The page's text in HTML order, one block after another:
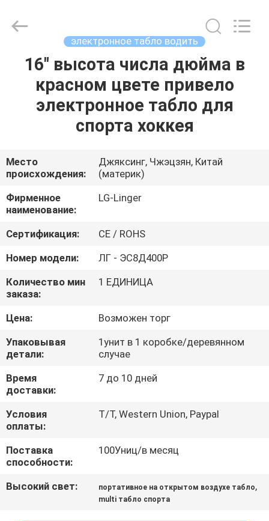
ДОМ
ПРОДУКТЫ
НАС
ПУТЕШЕСТВИЕ
ФАБРИКИ
ПРОВЕРКА
КАЧЕСТВА
СВЯЖИТЕСЬ
МЫ
НОВОСТИ
СПРОСИТЕ
ЦИТАТУ
САЙТА
Technology
Reserved.
электронное табло водить
16" высота числа дюйма в
красном цвете привело
электронное табло для
спорта хоккея
Место
происхождения:
Джяксинг, Чжэцзян, Китай
(материк)
Фирменное
наименование:
LG-Linger
Сертификация:
CE / ROHS
Номер модели:
ЛГ - ЭС8Д400Р
Количество мин
заказа:
1 ЕДИНИЦА
Цена:
Возможен торг
Упаковывая
детали:
1унит в 1 коробке/деревянном
случае
Время
доставки:
7 до 10 дней
Условия
оплаты:
T/T, Western Union, Paypal
Поставка
способности:
100Униц/в месяц
Высокий свет: портативное на открытом воздухе табло,
multi табло спорта